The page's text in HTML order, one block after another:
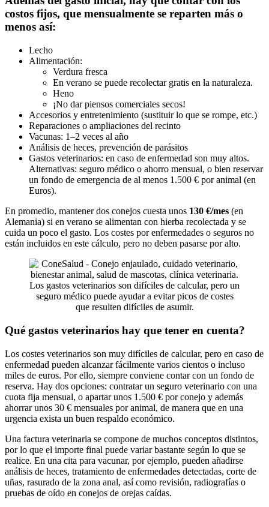
costos fijos, que mensualmente se reparten más o
menos así:
Lecho
Alimentación:
Verdura fresca
En verano se puede recolectar gratis en la naturaleza.
Heno
¡No dar piensos comerciales secos!
Accesorios y entretenimiento (sustituir lo que se rompe, etc.)
Reparaciones o ampliaciones del recinto
Vacunas: 1–2 veces al año
Análisis de heces, prevención de parásitos
Gastos veterinarios: en caso de enfermedad son muy altos.
Alternativas: seguro médico o ahorro mensual, o bien reservar
un fondo de emergencia de al menos 1.500 € por animal (en
Euros).
En promedio, mantener dos conejos cuesta unos 130 €/mes (en
Alemania) si en verano se alimentan con hierba recolectada y se
cuida un poco el gasto. Los costes por enfermedades o seguros no
están incluidos en este cálculo, pero no deben pasarse por alto.
Los gastos veterinarios son difíciles de calcular, pero un
seguro médico puede ayudar a evitar picos de costes
que resulten difíciles de asumir.
Qué gastos veterinarios hay que tener en cuenta?
Los costes veterinarios son muy difíciles de calcular, pero en caso de
enfermedad pueden alcanzar fácilmente varios cientos o incluso
miles de euros. Por ello, siempre conviene contar con un fondo de
reserva. Hay dos opciones: contratar un seguro veterinario con una
cuota fija mensual, o apartar unos 1.500 € por conejo y además
ahorrar unos 30 € mensuales por animal, de manera que en una
urgencia exista un buen respaldo económico.
Una factura veterinaria se compone de muchos conceptos distintos,
por lo que el importe final puede variar bastante según lo que se
realice. En una cita para vacunar, por ejemplo, pueden añadirse
análisis de heces, tratamiento de enfermedades detectadas, corte de
uñas, rasurado de la zona anal, así como revisión, radiografías o
pruebas de oído en conejos de orejas caídas.